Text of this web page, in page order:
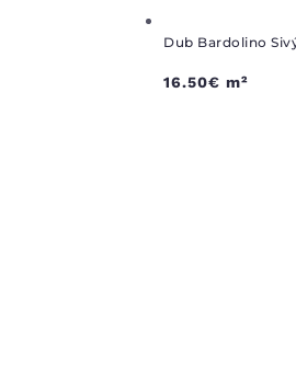
Dub Bardolino Sivý
16.50€ m²